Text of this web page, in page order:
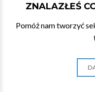
ZNALAZŁEŚ
Pomóż nam tworzyć